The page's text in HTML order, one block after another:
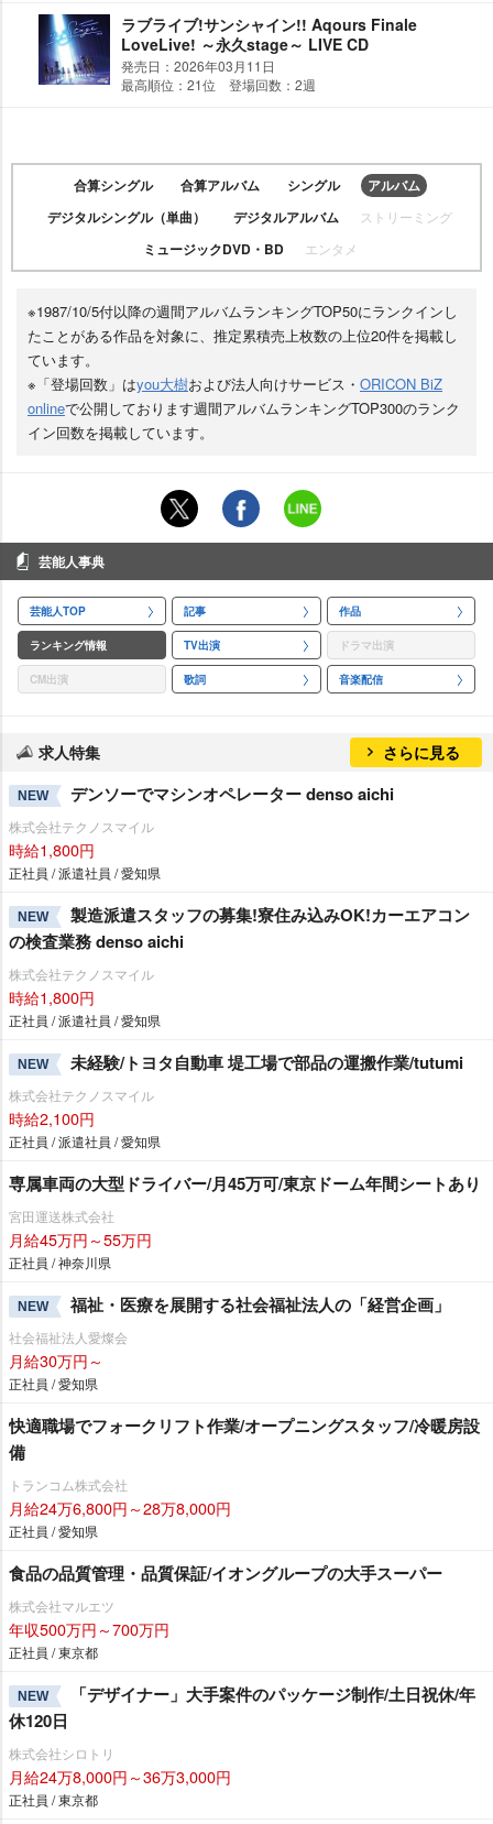
ラブライブ!サンシャイン!! Aqours Finale
LoveLive! ～永久stage～ LIVE CD
発売日：2026年03月11日
最高順位：21位 登場回数：2週
合算シングル 合算アルバム シングル
アルバム
デジタルシングル（単曲）
デジタルアルバム ストリーミング
ミュージックDVD・BD エンタメ
※1987/10/5付以降の週間アルバムランキングTOP50にランクインし
たことがある作品を対象に、推定累積売上枚数の上位20件を掲載し
ています。
※「登場回数」はyou大樹および法人向けサービス・ ORICON BiZ
onlineで公開しております週間アルバムランキングTOP300のランク
イン回数を掲載しています。
芸能人事典
芸能人TOP 記事 作品
ランキング情報 TV出演 ドラマ出演
CM出演 歌詞 音楽配信
求人特集 さらに見る
NEW デンソーでマシンオペレーター denso aichi
株式会社テクノスマイル
時給1,800円
正社員 / 派遣社員 / 愛知県
NEW
製造派遣スタッフの募集!寮住み込みOK!カーエアコン
の検査業務 denso aichi
株式会社テクノスマイル
時給1,800円
正社員 / 派遣社員 / 愛知県
NEW 未経験/トヨタ自動車 堤工場で部品の運搬作業/tutumi
株式会社テクノスマイル
時給2,100円
正社員 / 派遣社員 / 愛知県
専属車両の大型ドライバー/月45万可/東京ドーム年間シートあり
宮田運送株式会社
月給45万円～55万円
正社員 / 神奈川県
NEW 福祉・医療を展開する社会福祉法人の「経営企画」
社会福祉法人愛燦会
月給30万円～
正社員 / 愛知県
快適職場でフォークリフト作業/オープニングスタッフ/冷暖房設
備
トランコム株式会社
月給24万6,800円～28万8,000円
正社員 / 愛知県
食品の品質管理・品質保証/イオングループの大手スーパー
株式会社マルエツ
年収500万円～700万円
正社員 / 東京都
NEW
「デザイナー」大手案件のパッケージ制作/土日祝休/年
休120日
株式会社シロトリ
月給24万8,000円～36万3,000円
正社員 / 東京都